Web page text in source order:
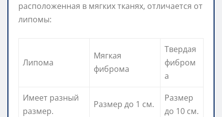
расположенная в мягких тканях, отличается от
липомы:
Липома
Мягкая
фиброма
Твердая
фибром
а
Имеет разный
размер.
Размер до 1 см.
Размер
до 10 см.